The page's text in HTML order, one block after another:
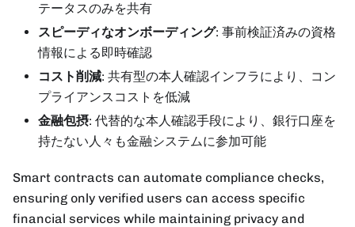
テータスのみを共有
スピーディなオンボーディング: 事前検証済みの資格
情報による即時確認
コスト削減: 共有型の本人確認インフラにより、コン
プライアンスコストを低減
金融包摂: 代替的な本人確認手段により、銀行口座を
持たない人々も金融システムに参加可能
Smart contracts can automate compliance checks,
ensuring only verified users can access specific
financial services while maintaining privacy and